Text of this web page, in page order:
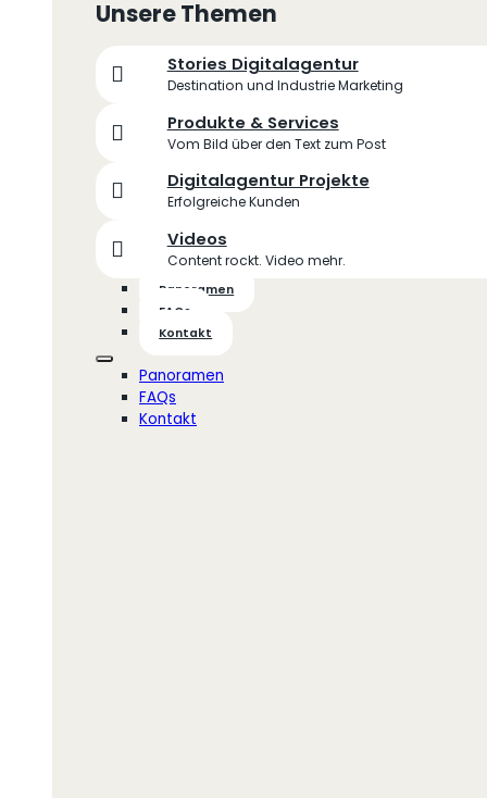
Unsere Themen
Stories Digitalagentur
Destination und Industrie Marketing
Produkte & Services
Vom Bild über den Text zum Post
Digitalagentur Projekte
Erfolgreiche Kunden
Videos
Content rockt. Video mehr.
Panoramen
FAQs
Kontakt
Panoramen
FAQs
Kontakt